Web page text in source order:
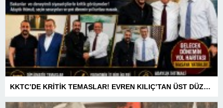
KKTC’DE KRİTİK TEMASLAR! EVREN KILIÇ’TAN ÜST DÜZEY ZİRVELER